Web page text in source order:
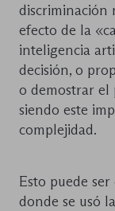
discriminación
efecto de la
inteligencia
decisión, o
o demostrar el
siendo este
complejidad.
Esto puede
donde se usó